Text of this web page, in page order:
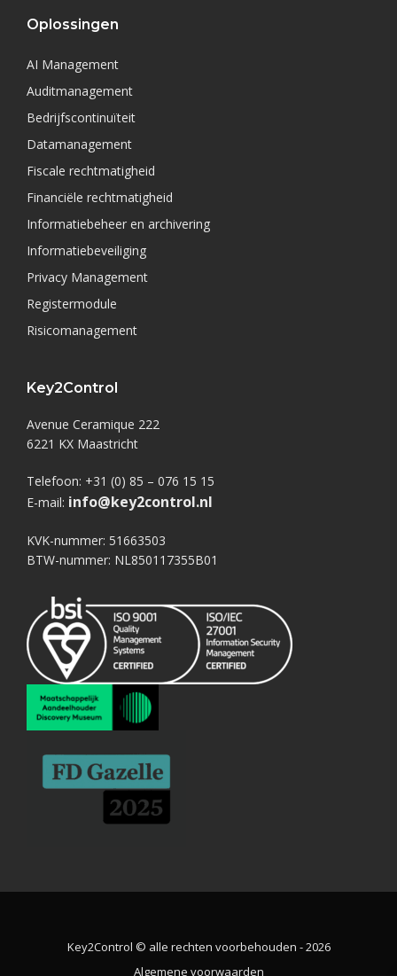
Oplossingen
AI Management
Auditmanagement
Bedrijfscontinuïteit
Datamanagement
Fiscale rechtmatigheid
Financiële rechtmatigheid
Informatiebeheer en archivering
Informatiebeveiliging
Privacy Management
Registermodule
Risicomanagement
Key2Control
Avenue Ceramique 222
6221 KX Maastricht
Telefoon: +31 (0) 85 – 076 15 15
E-mail: info@key2control.nl
KVK-nummer: 51663503
BTW-nummer: NL850117355B01
Key2Control © alle rechten voorbehouden - 2026
Algemene voorwaarden